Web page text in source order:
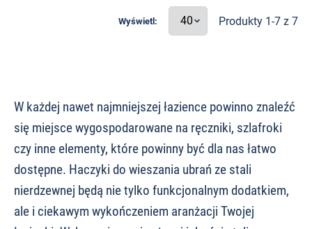
Wyświetl: Produkty 1-7 z 7
W każdej nawet najmniejszej łazience powinno znaleźć
się miejsce wygospodarowane na ręczniki, szlafroki
czy inne elementy, które powinny być dla nas łatwo
dostępne. Haczyki do wieszania ubrań ze stali
nierdzewnej będą nie tylko funkcjonalnym dodatkiem,
ale i ciekawym wykończeniem aranżacji Twojej